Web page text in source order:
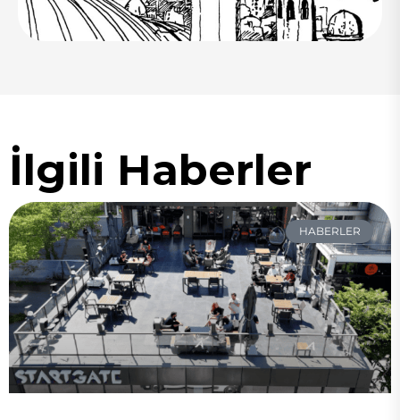
İlgili Haberler
HABERLER